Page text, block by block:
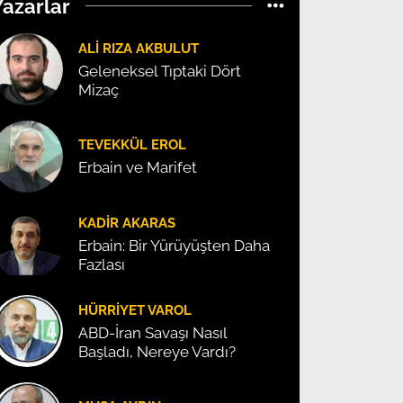
ALI RIZA AKBULUT
Geleneksel Tıptaki Dört
Mizaç
TEVEKKÜL EROL
Erbain ve Marifet
KADIR AKARAS
Erbain: Bir Yürüyüşten Daha
Fazlası
HÜRRIYET VAROL
ABD-İran Savaşı Nasıl
Başladı, Nereye Vardı?